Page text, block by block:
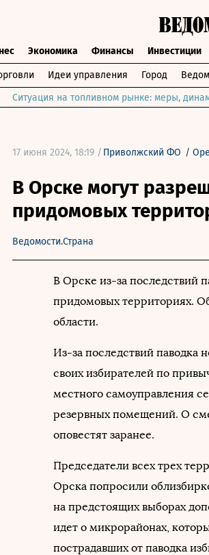
Экономика Финансы Инвестиции
Идеи управления Город
Ситуация на топливном рынке: меры,
17 июня 2024, 18:19 / Приволжский ФО /
В Орске могут
придомовых
Ведомости.Страна
В Орске из-за последствий
придомовых территориях.
области.
Из-за последствий паводка
своих избирателей по
местного самоуправления
резервных помещений. О
оповестят заранее.
Председатели всех трех
Орска попросили
на предстоящих выборах
идет о микрорайонах,
пострадавших от паводка